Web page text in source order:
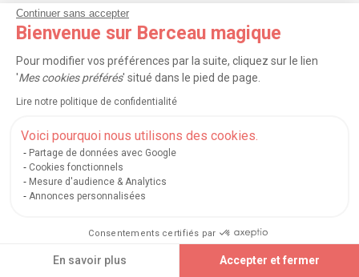
Continuer sans accepter
Bienvenue sur Berceau magique
Pour modifier vos préférences par la suite, cliquez sur le lien
'Mes cookies préférés' situé dans le pied de page.
Lire notre politique de confidentialité
Voici pourquoi nous utilisons des cookies.
Partage de données avec Google
Cookies fonctionnels
Mesure d'audience & Analytics
Annonces personnalisées
Consentements certifiés par
En savoir plus Accepter et fermer
cocon, lesmarionnettes, théâtres
intérieures et
offrent un espace physique où l’imaginaire
peut s’exprimer sans limites.
Ce sont souvent les premiers lieux où l’enfant raconte ses
secrets, invente ses scénarios et développe son autonomie.
Parce que de nombreux parents se demandent : « Est-ce
choisir ? », notre rayon a été conçu pour répondre clairement
à ces questions.
Ces jeux peuvent commencer dès les premiers mois avec des
objets simples, puis évoluer vers des jeux d’imagination plus
puissiez choisir facilement le jouet idéal.
Chez Berceau Magique, nous sélectionnons uniquement des